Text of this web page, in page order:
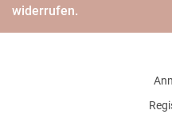
widerrufen.